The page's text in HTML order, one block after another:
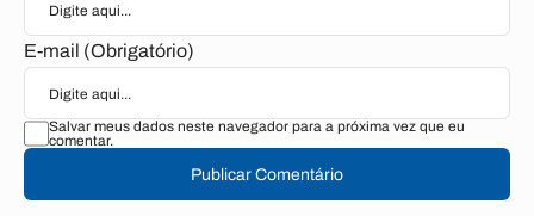
E-mail (Obrigatório)
Salvar meus dados neste navegador para a próxima vez que eu
comentar.
Publicar Comentário